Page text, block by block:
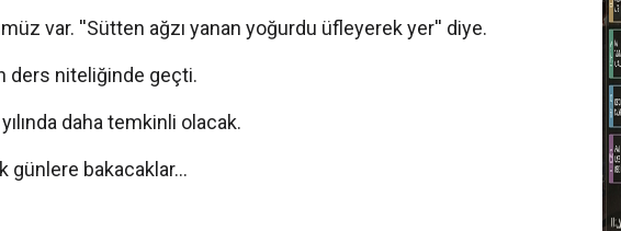
var. ''Sütten ağzı yanan yoğurdu üfleyerek yer'' diye.
ders niteliğinde geçti.
daha temkinli olacak.
günlere bakacaklar...